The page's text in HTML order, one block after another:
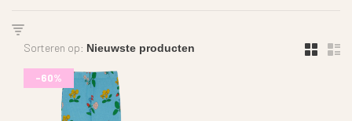
Sorteren op:
-60%